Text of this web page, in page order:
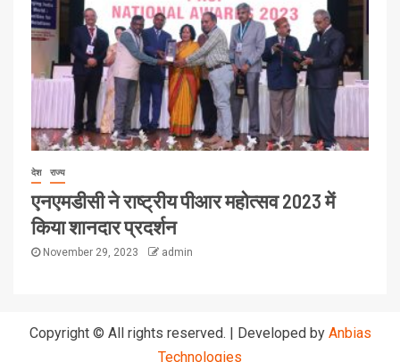
देश राज्य
एनएमडीसी ने राष्ट्रीय पीआर महोत्सव 2023 में
किया शानदार प्रदर्शन
November 29, 2023 admin
Copyright © All rights reserved. | Developed by Anbias
Technologies